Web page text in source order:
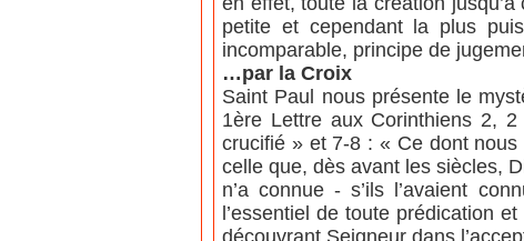
petite et cependant la plus
incomparable, principe de
…par la Croix
Saint Paul nous présente le
1ère Lettre aux Corinthiens 2,
crucifié » et 7-8 : « Ce dont nous
celle que, dès avant les siècles,
n’a connue - s’ils l’avaient
l’essentiel de toute prédication